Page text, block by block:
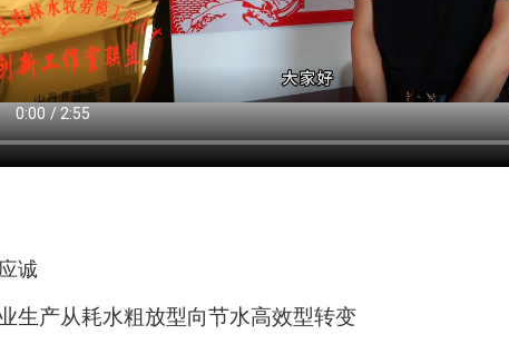
诚
产从耗水粗放型向节水高效型转变